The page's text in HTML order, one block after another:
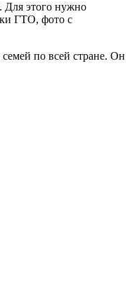
Для этого нужно
ГТО, фото с
по всей стране. Он